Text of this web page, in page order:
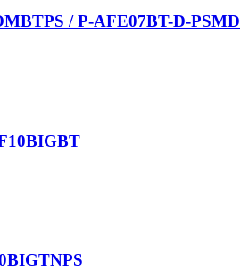
/ P-AFE07BT-D-PSMD